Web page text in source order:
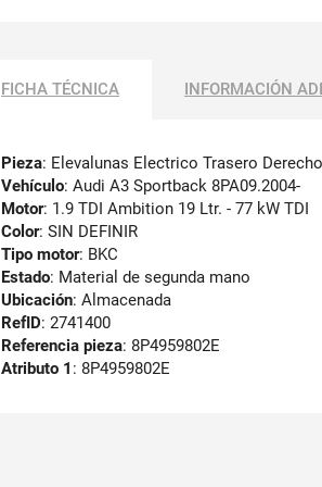
FICHA TÉCNICA INFORMACIÓN
Pieza: Elevalunas Electrico Trasero Derecho
Vehículo: Audi A3 Sportback 8PA09.2004-
Motor: 1.9 TDI Ambition 19 Ltr. - 77 kW TDI
Color: SIN DEFINIR
Tipo motor: BKC
Estado: Material de segunda mano
Ubicación: Almacenada
RefID: 2741400
Referencia pieza: 8P4959802E
Atributo 1 : 8P4959802E